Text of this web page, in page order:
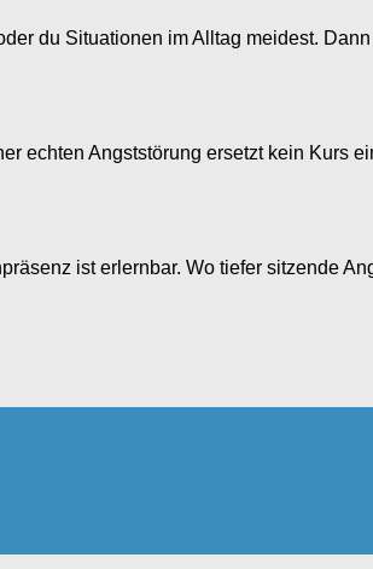
du Situationen im Alltag meidest.
echten Angststörung ersetzt kein Kurs
ist erlernbar. Wo tiefer sitzende